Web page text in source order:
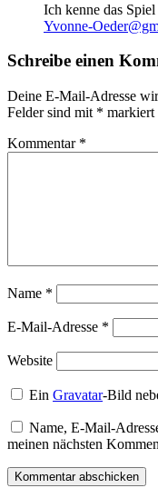
Ich kenne das
Yvonne-
Schreibe einen
Deine E-Mail-Adresse
Felder sind mit * markiert
Kommentar *
Name *
E-Mail-Adresse *
Website
EinGravatar-Bild
Name, E-Mail-
meinen nächsten